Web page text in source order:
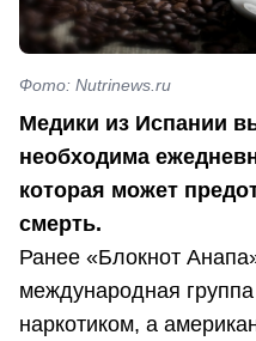
Фото: Nutrinews.ru
Медики из Испании
необходима
которая может
смерть.
Ранее «Блокнот
международная
наркотиком, а